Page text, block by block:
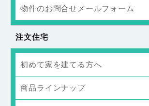
物件のお問合せメールフォーム
注文住宅
初めて家を建てる方へ
商品ラインナップ